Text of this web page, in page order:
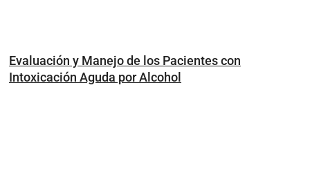
Evaluación y Manejo de los Pacientes con
Intoxicación Aguda por Alcohol